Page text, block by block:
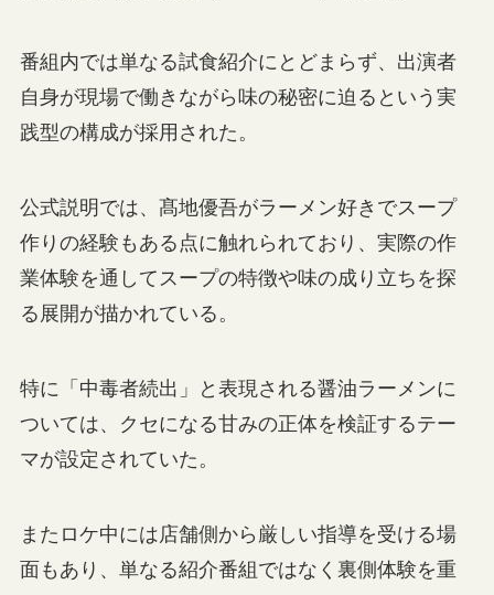
番組内では単なる試食紹介にとどまらず、出演者
自身が現場で働きながら味の秘密に迫るという実
践型の構成が採用された。
公式説明では、髙地優吾がラーメン好きでスープ
作りの経験もある点に触れられており、実際の作
業体験を通してスープの特徴や味の成り立ちを探
る展開が描かれている。
特に「中毒者続出」と表現される醤油ラーメンに
ついては、クセになる甘みの正体を検証するテー
マが設定されていた。
またロケ中には店舗側から厳しい指導を受ける場
面もあり、単なる紹介番組ではなく裏側体験を重